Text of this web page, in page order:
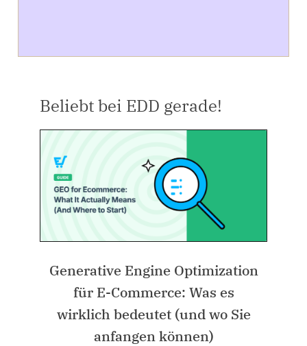
Beliebt bei EDD gerade!
Generative Engine Optimization
für E-Commerce: Was es
wirklich bedeutet (und wo Sie
anfangen können)